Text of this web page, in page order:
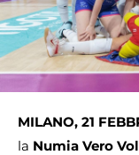
MILANO, 21
la Numia Vero